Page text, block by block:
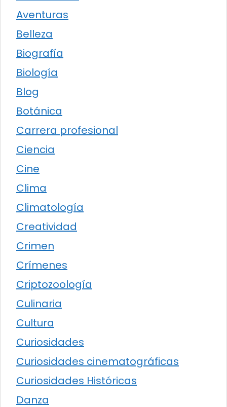
Aventuras
Belleza
Biografía
Biología
Blog
Botánica
Carrera profesional
Ciencia
Cine
Clima
Climatología
Creatividad
Crimen
Crímenes
Criptozoología
Culinaria
Cultura
Curiosidades
Curiosidades cinematográficas
Curiosidades Históricas
Danza